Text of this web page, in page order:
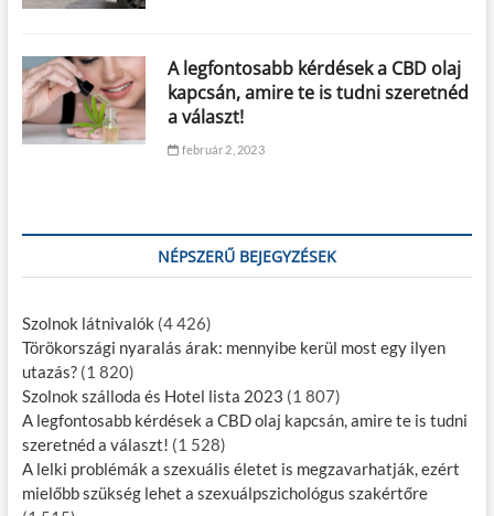
A legfontosabb kérdések a CBD olaj
kapcsán, amire te is tudni szeretnéd
a választ!
február 2, 2023
NÉPSZERŰ BEJEGYZÉSEK
Szolnok látnivalók (4 426)
Törökországi nyaralás árak: mennyibe kerül most egy ilyen
utazás? (1 820)
Szolnok szálloda és Hotel lista 2023 (1 807)
A legfontosabb kérdések a CBD olaj kapcsán, amire te is tudni
szeretnéd a választ! (1 528)
A lelki problémák a szexuális életet is megzavarhatják, ezért
mielőbb szükség lehet a szexuálpszichológus szakértőre